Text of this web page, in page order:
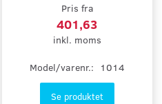
Pris fra
401,63
inkl. moms
Model/varenr.: 1014
Se produktet